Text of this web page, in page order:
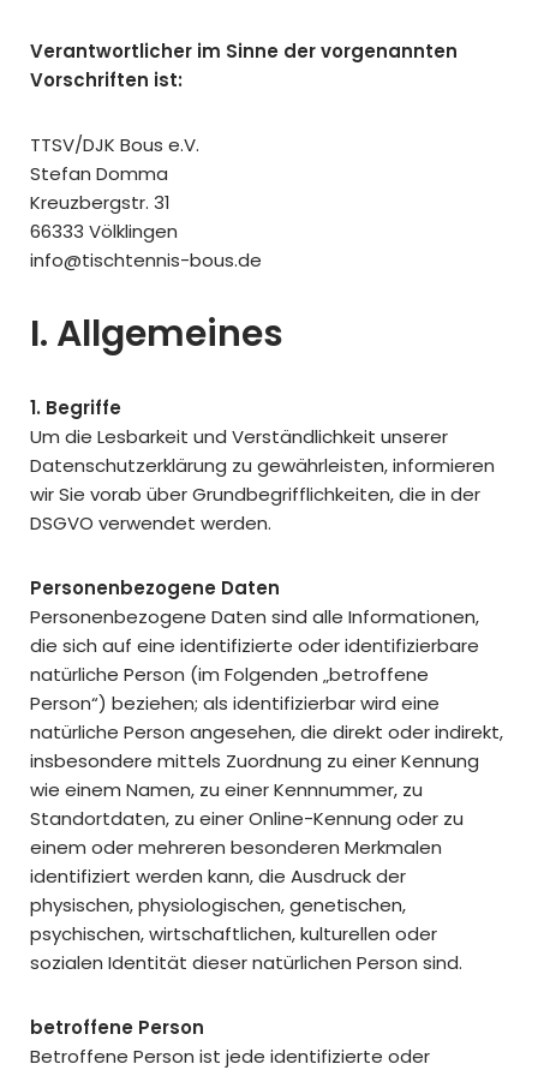
Verantwortlicher im Sinne der vorgenannten
Vorschriften ist:
TTSV/DJK Bous e.V.
Stefan Domma
Kreuzbergstr. 31
66333 Völklingen
info@tischtennis-bous.de
I. Allgemeines
1. Begriffe
Um die Lesbarkeit und Verständlichkeit unserer
Datenschutzerklärung zu gewährleisten, informieren
wir Sie vorab über Grundbegrifflichkeiten, die in der
DSGVO verwendet werden.
Personenbezogene Daten
Personenbezogene Daten sind alle Informationen,
die sich auf eine identifizierte oder identifizierbare
natürliche Person (im Folgenden „betroffene
Person“) beziehen; als identifizierbar wird eine
natürliche Person angesehen, die direkt oder indirekt,
insbesondere mittels Zuordnung zu einer Kennung
wie einem Namen, zu einer Kennnummer, zu
Standortdaten, zu einer Online-Kennung oder zu
einem oder mehreren besonderen Merkmalen
identifiziert werden kann, die Ausdruck der
physischen, physiologischen, genetischen,
psychischen, wirtschaftlichen, kulturellen oder
sozialen Identität dieser natürlichen Person sind.
betroffene Person
Betroffene Person ist jede identifizierte oder